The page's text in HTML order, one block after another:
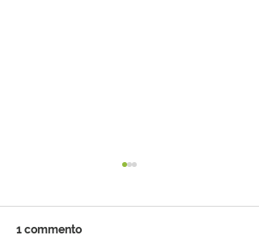
1 commento